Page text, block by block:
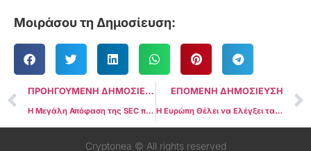
Μοιράσου τη Δημοσίευση:
ΠΡΟΗΓΟΥΜΕΝΗ ΔΗΜΟΣΙΕΥΣΗ
Η Μεγάλη Απόφαση της SEC που Μπορεί να Αλλάξει τα Πάντα για το XRP
ΕΠΟΜΕΝΗ ΔΗΜΟΣΙΕΥΣΗ
Η Ευρώπη Θέλει να Ελέγξει τα Πάντα: Από τη Ρύθμιση στην Οικονομική Επιτήρηση των Crypto
Cryptonea © All rights reserved